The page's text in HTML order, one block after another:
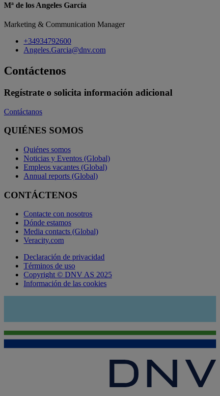
Mª de los Angeles García
Marketing & Communication Manager
+34934792600
Angeles.Garcia@dnv.com
Contáctenos
Regístrate o solicita información adicional
Contáctanos
QUIÉNES SOMOS
Quiénes somos
Noticias y Eventos (Global)
Empleos vacantes (Global)
Annual reports (Global)
CONTÁCTENOS
Contacte con nosotros
Dónde estamos
Media contacts (Global)
Veracity.com
Declaración de privacidad
Términos de uso
Copyright © DNV AS 2025
Información de las cookies